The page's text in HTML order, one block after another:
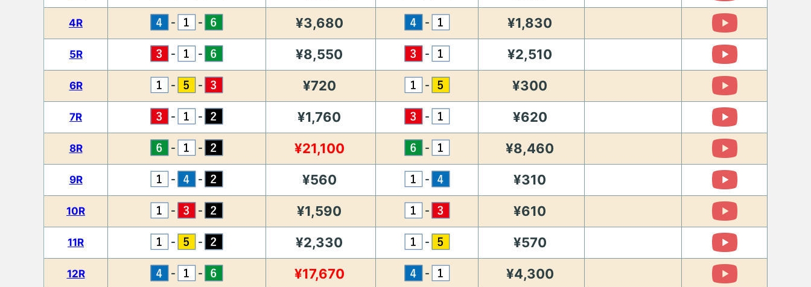
4R - - ¥3,680 - ¥1,830
5R - - ¥8,550 - ¥2,510
6R - - ¥720 - ¥300
7R - - ¥1,760 - ¥620
8R - - ¥21,100 - ¥8,460
9R - - ¥560 - ¥310
10R - - ¥1,590 - ¥610
11R - - ¥2,330 - ¥570
12R - - ¥17,670 - ¥4,300